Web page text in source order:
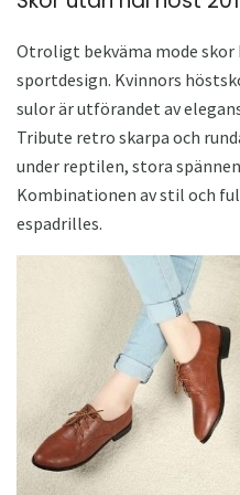
Otroligt bekväma mode skor
sportdesign. Kvinnors
sulor är utförandet av
Tribute retro skarpa och
under reptilen, stora
Kombinationen av stil och
espadrilles.